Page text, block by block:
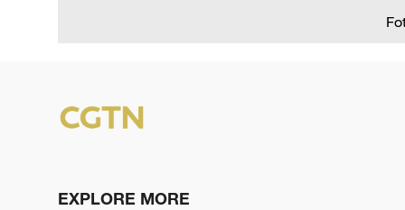
EXPLORE MORE